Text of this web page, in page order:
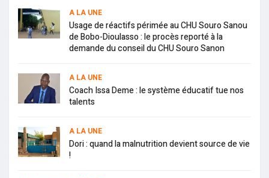
A LA UNE
Usage de réactifs périmée au CHU Souro Sanou
de Bobo-Dioulasso : le procès reporté à la
demande du conseil du CHU Souro Sanon
A LA UNE
Coach Issa Deme : le système éducatif tue nos
talents
A LA UNE
Dori : quand la malnutrition devient source de vie
!